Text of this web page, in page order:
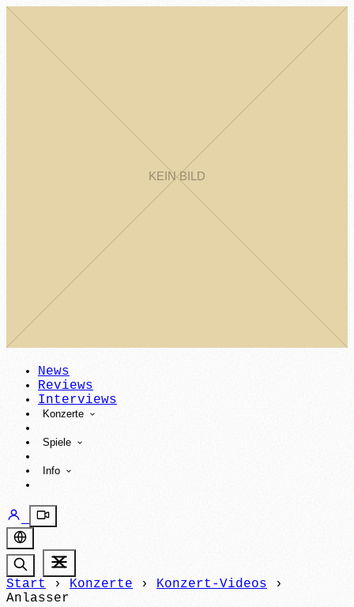
News
Reviews
Interviews
Konzerte
Spiele
Info
Start › Konzerte › Konzert-Videos ›
Anlasser